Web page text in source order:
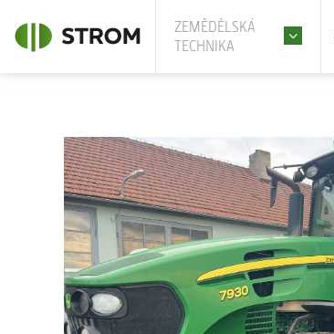
ZEMĚDĚLSKÁ
TECHNIKA